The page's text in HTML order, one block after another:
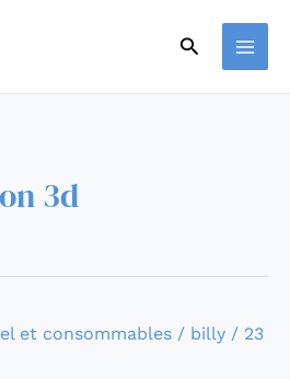
Rechercher
3d
et consommables / billy / 23